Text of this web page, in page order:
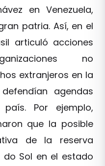
en Venezuela,
patria. Así, en el
articuló acciones
no
extranjeros en la
agendas
Por ejemplo,
que la posible
de la reserva
do Sol en el estado